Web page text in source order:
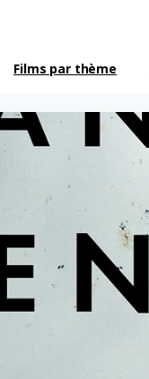
Films par thème